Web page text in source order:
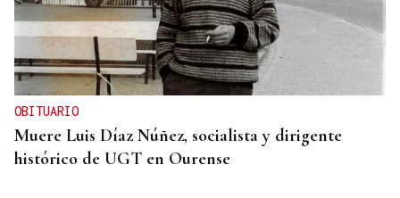
OBITUARIO
Muere Luis Díaz Núñez, socialista y dirigente
histórico de UGT en Ourense